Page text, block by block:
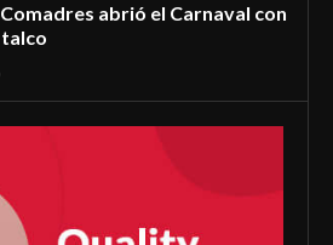
abrió el Carnaval con